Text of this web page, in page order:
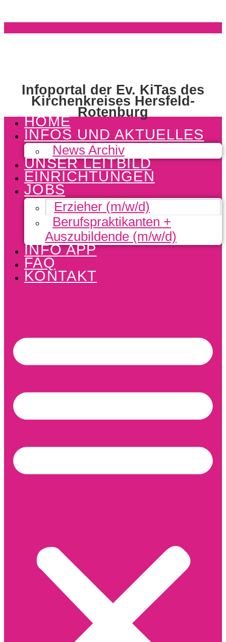
Infoportal der Ev. KiTas des
Kirchenkreises Hersfeld-
Rotenburg
HOME
INFOS UND AKTUELLES
News Archiv
UNSER LEITBILD
EINRICHTUNGEN
JOBS
Erzieher (m/w/d)
Berufspraktikanten +
Auszubildende (m/w/d)
INFO APP
FAQ
KONTAKT